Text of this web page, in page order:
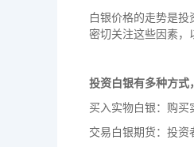
白银价格的走势是
密切关注这些因素，
投资白银有多种方式
买入实物白银：购买
交易白银期货：投资